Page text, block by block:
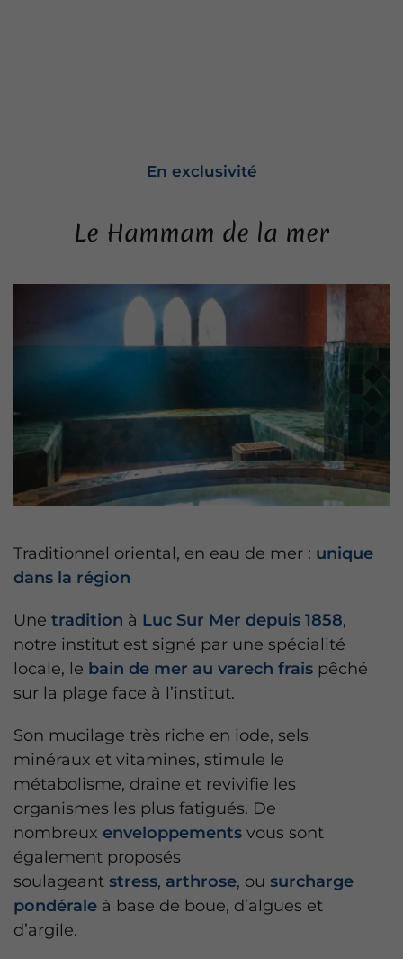
En exclusivité
Le Hammam de la mer
Traditionnel oriental, en eau de mer : unique
dans la région
Une tradition à Luc Sur Mer depuis 1858,
notre institut est signé par une spécialité
locale, le bain de mer au varech frais pêché
sur la plage face à l’institut.
Son mucilage très riche en iode, sels
minéraux et vitamines, stimule le
métabolisme, draine et revivifie les
organismes les plus fatigués. De
nombreux enveloppements vous sont
également proposés
soulageant stress, arthrose, ou surcharge
pondérale à base de boue, d’algues et
d’argile.